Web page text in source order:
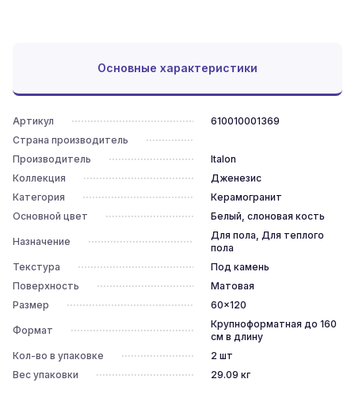
Основные характеристики
Артикул
610010001369
Страна производитель
Производитель
Italon
Коллекция
Дженезис
Категория
Керамогранит
Основной цвет
Белый, слоновая кость
Назначение
Для пола, Для теплого
пола
Текстура
Под камень
Поверхность
Матовая
Размер
60x120
Формат
Крупноформатная до 160
см в длину
Кол-во в упаковке
2 шт
Вес упаковки
29.09 кг